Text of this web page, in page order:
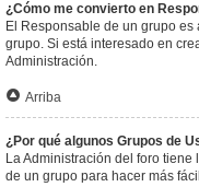
¿Cómo me convierto en
El Responsable de un grupo es
grupo. Si está interesado en
Administración.
Arriba
¿Por qué algunos Grupos de
La Administración del foro
de un grupo para hacer más